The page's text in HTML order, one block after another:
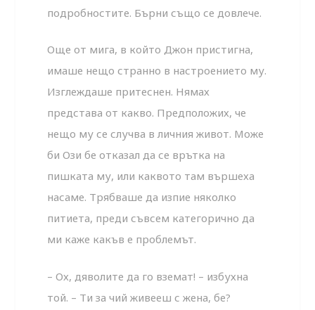
подробностите. Бърни също се довлече.
Още от мига, в който Джон пристигна,
имаше нещо странно в настроението му.
Изглеждаше притеснен. Нямах
представа от какво. Предположих, че
нещо му се случва в личния живот. Може
би Ози бе отказал да се врътка на
пишката му, или каквото там вършеха
насаме. Трябваше да изпие няколко
питиета, преди съвсем категорично да
ми каже какъв е проб­лемът.
– Ох, дяволите да го вземат! – избухна
той. – Ти за чий живееш с жена, бе?